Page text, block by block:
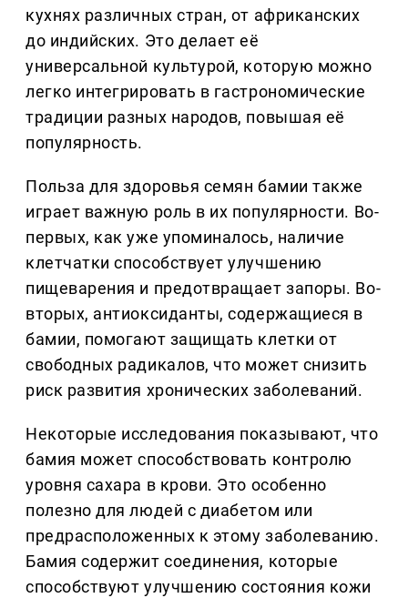
кухнях различных стран, от африканских
до индийских. Это делает её
универсальной культурой, которую можно
легко интегрировать в гастрономические
традиции разных народов, повышая её
популярность.
Польза для здоровья семян бамии также
играет важную роль в их популярности. Во-
первых, как уже упоминалось, наличие
клетчатки способствует улучшению
пищеварения и предотвращает запоры. Во-
вторых, антиоксиданты, содержащиеся в
бамии, помогают защищать клетки от
свободных радикалов, что может снизить
риск развития хронических заболеваний.
Некоторые исследования показывают, что
бамия может способствовать контролю
уровня сахара в крови. Это особенно
полезно для людей с диабетом или
предрасположенных к этому заболеванию.
Бамия содержит соединения, которые
способствуют улучшению состояния кожи